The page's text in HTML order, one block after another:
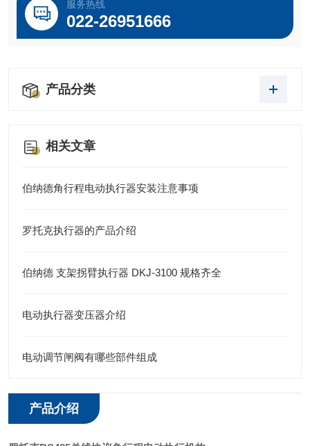
服务热线
022-26951666
产品分类
相关文章
伯纳德角行程电动执行器安装注意事项
罗托克执行器的产品介绍
伯纳德 支架拐臂执行器 DKJ-3100 规格齐全
电动执行器变压器介绍
电动调节闸阀有哪些部件组成
产品介绍